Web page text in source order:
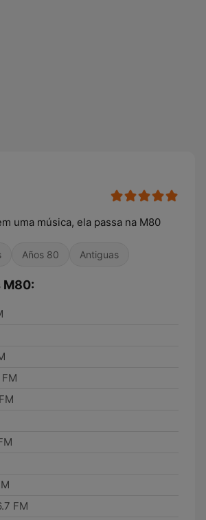
uma música, ela passa na M80
Años 80 Antiguas
M80:
FM